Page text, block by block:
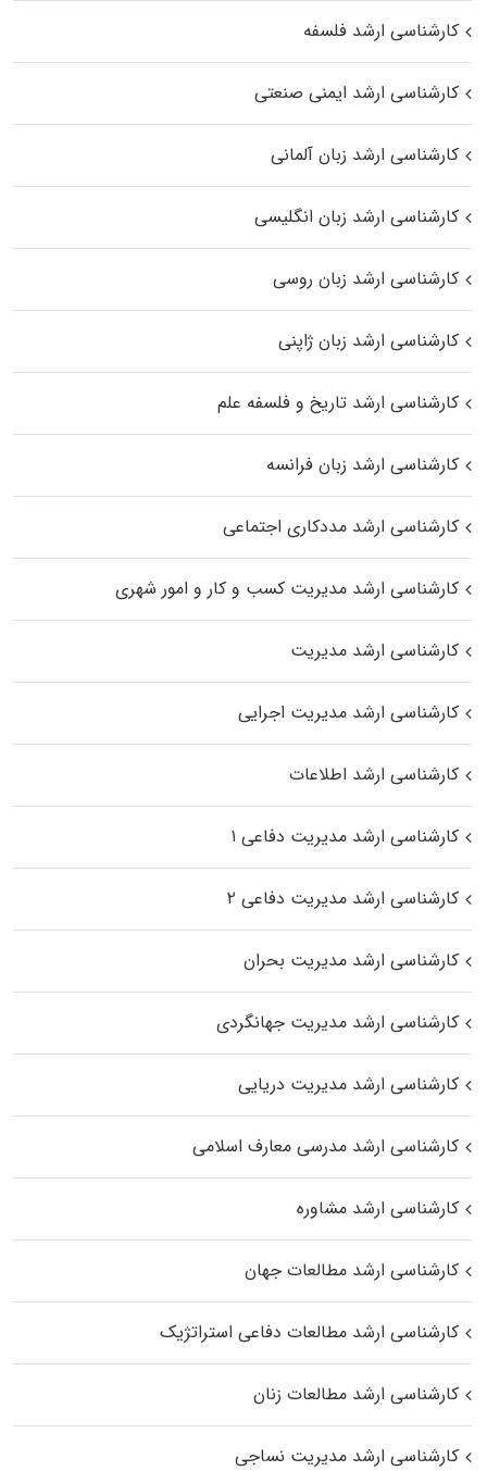
کارشناسی ارشد فلسفه
کارشناسی ارشد ایمنی صنعتی
کارشناسی ارشد زبان آلمانی
کارشناسی ارشد زبان انگلیسی
کارشناسی ارشد زبان روسی
کارشناسی ارشد زبان ژاپنی
کارشناسی ارشد تاریخ و فلسفه علم
کارشناسی ارشد زبان فرانسه
کارشناسی ارشد مددکاری اجتماعی
کارشناسی ارشد مدیریت کسب و کار و امور شهری
کارشناسی ارشد مدیریت
کارشناسی ارشد مدیریت اجرایی
کارشناسی ارشد اطلاعات
کارشناسی ارشد مدیریت دفاعی ۱
کارشناسی ارشد مدیریت دفاعی ۲
کارشناسی ارشد مدیریت بحران
کارشناسی ارشد مدیریت جهانگردی
کارشناسی ارشد مدیریت دریایی
کارشناسی ارشد مدرسی معارف اسلامی
کارشناسی ارشد مشاوره
کارشناسی ارشد مطالعات جهان
کارشناسی ارشد مطالعات دفاعی استراتژیک
کارشناسی ارشد مطالعات زنان
کارشناسی ارشد مدیریت نساجی